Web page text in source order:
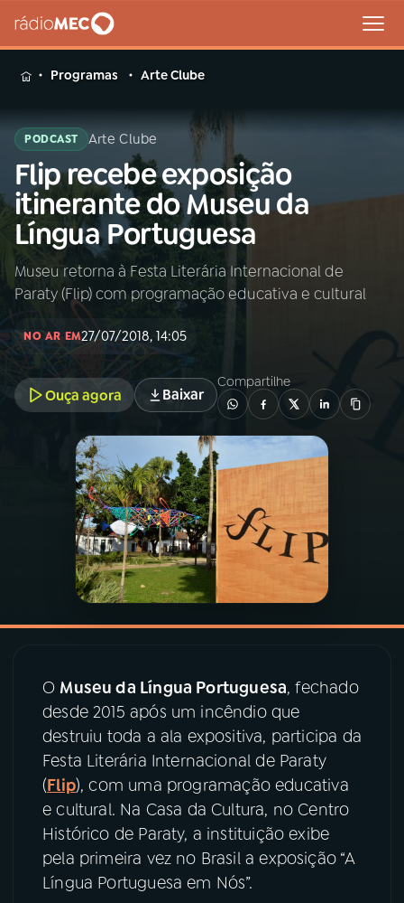
MENU
Buscar
na
Rádio
MEC
Buscar
Início AO VIVO
INÍCIO
A RÁDIO
PROGRAMAÇÃO
PROGRAMAS
PODCASTS
06VIDEOCASTS
07ÚLTIMAS
08 PRÊMIO RÁDIO MEC
ACOMPANHE A RÁDIO MEC
YouTube Facebook
Instagram
Programas Arte Clube
PODCAST Arte Clube
Flip recebe exposição
itinerante do Museu da
Língua Portuguesa
Museu retorna à Festa Literária Internacional de
Paraty (Flip) com programação educativa e cultural
NO AR EM27/07/2018, 14:05
Ouça agora Baixar
Compartilhe
O Museu da Língua Portuguesa, fechado
desde 2015 após um incêndio que
destruiu toda a ala expositiva, participa da
Festa Literária Internacional de Paraty
(Flip), com uma programação educativa
e cultural. Na Casa da Cultura, no Centro
Histórico de Paraty, a instituição exibe
pela primeira vez no Brasil a exposição “A
Língua Portuguesa em Nós”.